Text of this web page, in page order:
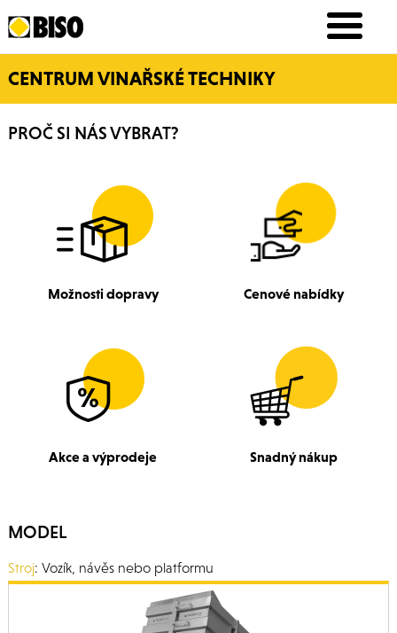
CENTRUM VINAŘSKÉ TECHNIKY
PROČ SI NÁS VYBRAT?
Možnosti dopravy Cenové nabídky
Akce a výprodeje Snadný nákup
MODEL
Stroj: Vozík, návěs nebo platformu